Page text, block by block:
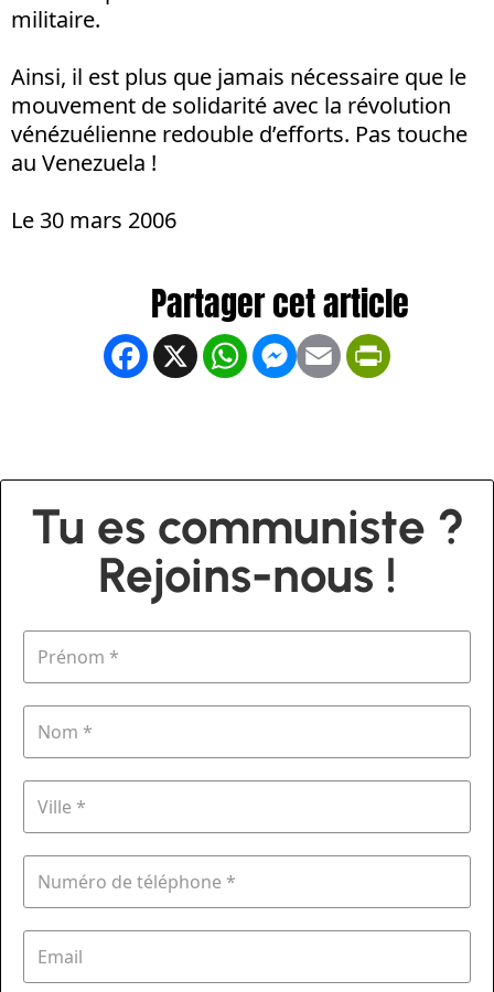
militaire.
Ainsi, il est plus que jamais nécessaire que le
mouvement de solidarité avec la révolution
vénézuélienne redouble d’efforts. Pas touche
au Venezuela !
Le 30 mars 2006
Facebook
X WhatsApp
Messenger
Email
Tu es communiste ?
Rejoins-nous !